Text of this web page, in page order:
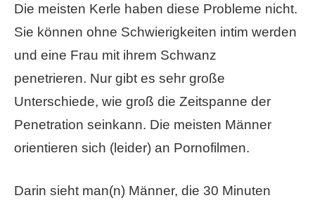
Die meisten Kerle haben diese Probleme nicht.
Sie können ohne Schwierigkeiten intim werden
und eine Frau mit ihrem Schwanz
penetrieren. Nur gibt es sehr große
Unterschiede, wie groß die Zeitspanne der
Penetration seinkann. Die meisten Männer
orientieren sich (leider) an Pornofilmen.
Darin sieht man(n) Männer, die 30 Minuten